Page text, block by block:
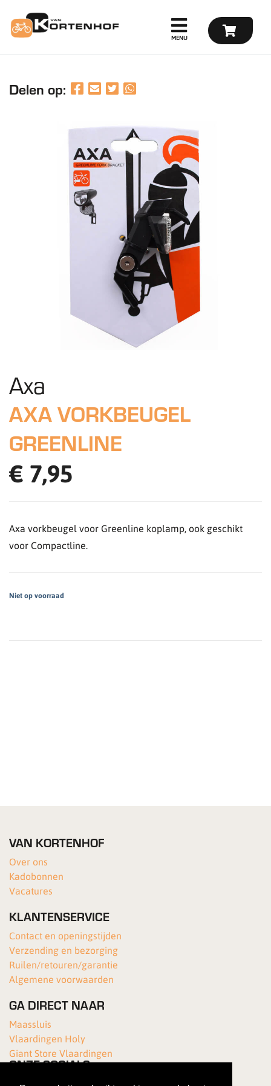
Delen op:
Axa
AXA VORKBEUGEL
GREENLINE
€ 7,95
Axa vorkbeugel voor Greenline koplamp, ook geschikt
voor Compactline.
Niet op voorraad
VAN KORTENHOF
Over ons
Kadobonnen
Vacatures
KLANTENSERVICE
Contact en openingstijden
Verzending en bezorging
Ruilen/retouren/garantie
Algemene voorwaarden
GA DIRECT NAAR
Maassluis
Vlaardingen Holy
Giant Store Vlaardingen
ONZE SOCIALS